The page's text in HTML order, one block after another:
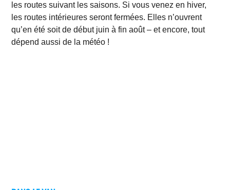
les routes suivant les saisons. Si vous venez en hiver,
les routes intérieures seront fermées. Elles n’ouvrent
qu’en été soit de début juin à fin août – et encore, tout
dépend aussi de la météo !